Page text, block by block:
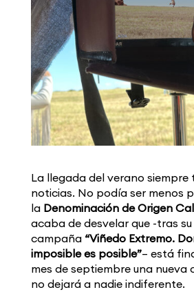
La llegada del verano siempre
noticias. No podía ser menos
la Denominación de Origen
acaba de desvelar que -tras su
campaña “Viñedo Extremo.
imposible es posible”– está
mes de septiembre una nueva
no dejará a nadie indiferente.